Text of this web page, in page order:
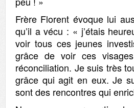
Frère Florent évoque lui
qu’il a vécu : « j’étais
voir tous ces jeunes
grâce de voir ces
réconciliation. Je suis très
grâce qui agit en eux. Je
sont des rencontres qui